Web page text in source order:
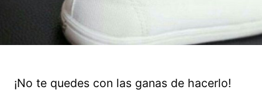
¡No te quedes con las ganas de hacerlo!